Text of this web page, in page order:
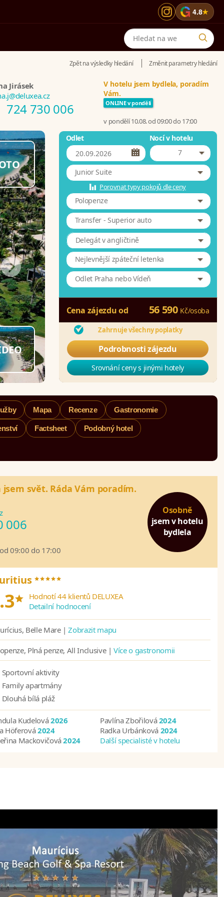
G 4.8★
Zpět na výsledky hledání Změnit parametry hledání
Jirásek
724 730 006
V hotelu jsem bydlela, poradím
Vám.
ONLINE v pondělí
v pondělí 10.08. od 09:00 do 17:00
Odlet
Nocí v hotelu
7
Junior Suite
Porovnat typy pokojů dle ceny
Polopenze
Transfer - Superior auto
Delegát v angličtině
Nejlevnější zpáteční letenka
Odlet Praha nebo Vídeň
Cena zájezdu od 56 590 Kč/osoba
Zahrnuje všechny poplatky
Podrobnosti zájezdu
Srovnání ceny s jinými hotely
Mapa Recenze Gastronomie
Factsheet Podobný hotel
Osobně
jsem v hotelu
bydlela
svět. Ráda Vám poradím.
006
09:00 do 17:00
*****
* Hodnotí 44 klientů DELUXEA
Detailní hodnocení
Belle Mare |Zobrazit mapu
Plná penze, All Inclusive |Více o gastronomii
Sportovní aktivity
Family apartmány
Dlouhá bílá pláž
Kudelová2026 Pavlína Zbořilová2024
Höferová2024 Radka Urbánková 2024
Mackovičová2024 Další specialisté v hotelu